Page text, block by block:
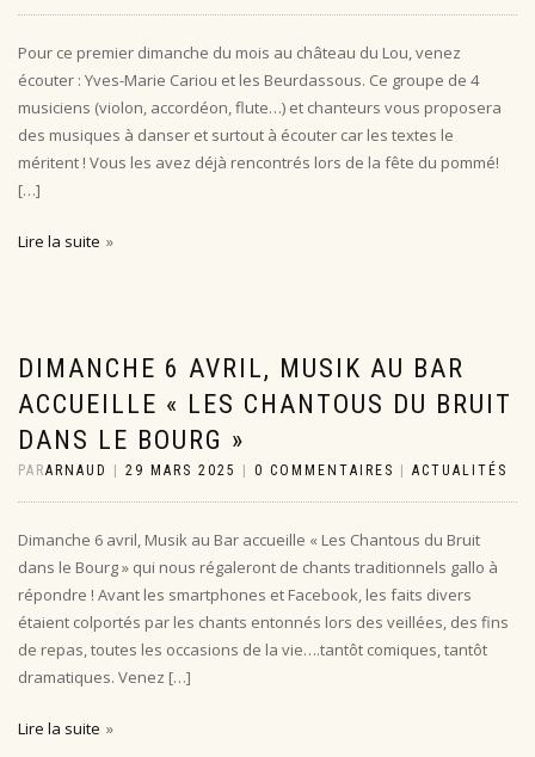
Pour ce premier dimanche du mois au château du Lou, venez
écouter : Yves-Marie Cariou et les Beurdassous. Ce groupe de 4
musiciens (violon, accordéon, flute…) et chanteurs vous proposera
des musiques à danser et surtout à écouter car les textes le
méritent ! Vous les avez déjà rencontrés lors de la fête du pommé!
[…]
Lire la suite
DIMANCHE 6 AVRIL, MUSIK AU BAR
ACCUEILLE « LES CHANTOUS DU BRUIT
DANS LE BOURG »
PARARNAUD 29 MARS 2025 0 COMMENTAIRES ACTUALITÉS
Dimanche 6 avril, Musik au Bar accueille « Les Chantous du Bruit
dans le Bourg » qui nous régaleront de chants traditionnels gallo à
répondre ! Avant les smartphones et Facebook, les faits divers
étaient colportés par les chants entonnés lors des veillées, des fins
de repas, toutes les occasions de la vie….tantôt comiques, tantôt
dramatiques. Venez […]
Lire la suite